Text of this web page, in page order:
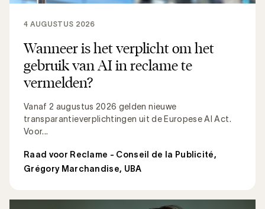
Wanneer is het verplicht om het
gebruik van AI in reclame te
vermelden?
Vanaf 2 augustus 2026 gelden nieuwe
transparantieverplichtingen uit de Europese AI Act.
Voor...
4 AUGUSTUS 2026
Raad voor Reclame - Conseil de la Publicité,
Grégory Marchandise, UBA